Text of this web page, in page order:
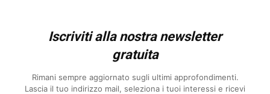
Iscriviti alla nostra newsletter
gratuita
Rimani sempre aggiornato sugli ultimi approfondimenti.
Lascia il tuo indirizzo mail, seleziona i tuoi interessi e ricevi